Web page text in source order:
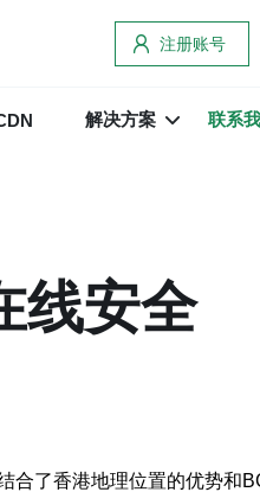
注册账号
解决方案 联系
线安全
了香港地理位置的优势和